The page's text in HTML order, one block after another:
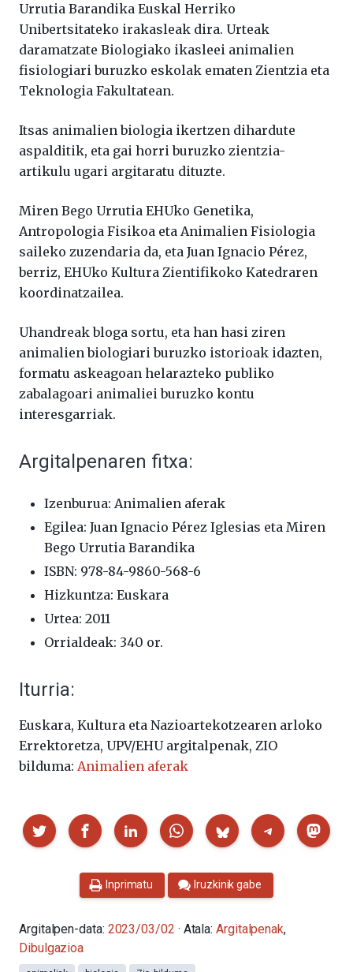
Urrutia Barandika Euskal Herriko
Unibertsitateko irakasleak dira. Urteak
daramatzate Biologiako ikasleei animalien
fisiologiari buruzko eskolak ematen Zientzia eta
Teknologia Fakultatean.
Itsas animalien biologia ikertzen dihardute
aspalditik, eta gai horri buruzko zientzia-
artikulu ugari argitaratu dituzte.
Miren Bego Urrutia EHUko Genetika,
Antropologia Fisikoa eta Animalien Fisiologia
saileko zuzendaria da, eta Juan Ignacio Pérez,
berriz, EHUko Kultura Zientifikoko Katedraren
koordinatzailea.
Uhandreak bloga sortu, eta han hasi ziren
animalien biologiari buruzko istorioak idazten,
formatu askeagoan helarazteko publiko
zabalagoari animaliei buruzko kontu
interesgarriak.
Argitalpenaren fitxa:
Izenburua: Animalien aferak
Egilea: Juan Ignacio Pérez Iglesias eta Miren
Bego Urrutia Barandika
ISBN: 978-84-9860-568-6
Hizkuntza: Euskara
Urtea: 2011
Orrialdeak: 340 or.
Iturria:
Euskara, Kultura eta Nazioartekotzearen arloko
Errektoretza, UPV/EHU argitalpenak, ZIO
bilduma: Animalien aferak
Partekatu
Inprimatu Iruzkinik gabe
Argitalpen-data: 2023/03/02 · Atala:Argitalpenak,
Dibulgazioa